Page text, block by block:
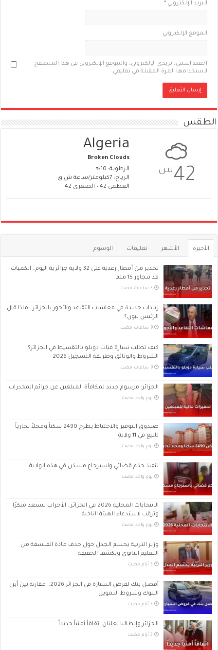
البريد الإلكتروني*
الموقع الإلكتروني
احفظ اسمي، بريدي الإلكتروني، والموقع الإلكتروني في هذا المتصفح
لاستخدامها المرة المقبلة في تعليقي.
الطقس
42س
Algeria
Broken Clouds
الرطوبة: 10%
الرياح: 7كيلومتر/ساعة ش.ق
العظمى 42 • الصغرى 42
الأخيرة الأشهر تعليقات الوسوم
تحذير من أمطار رعدية على 32 ولاية جزائرية اليوم.. الكميات
قد تتجاوز 15 ملم
زيادات جديدة في معاشات التقاعد والأجور بالجزائر.. ماذا قال
الرئيس تبون؟
‏9 ساعات مضت
كيف تطلب سيارة فيات دوبلو بالتقسيط في الجزائر؟
الشروط والوثائق وطريقة التسجيل 2026
‏9 ساعات مضت
الجزائر: مرسوم جديد لمكافأة المبلغين عن جرائم المخدرات
‏يوم واحد مضت
صندوق التوفير والاحتياط يطرح 2490 سكناً ومحلاً تجارياً
للبيع في 11 ولاية
‏يوم واحد مضت
تنفيذ حكم قضائي واسترجاع مسكن في هذه الولاية
‏يوم واحد مضت
الانتخابات المحلية 2026 في الجزائر.. الأحزاب تستعد مبكرًا
وترقب لاستدعاء الهيئة الناخبة
‏يوم واحد مضت
وزير التربية يحسم الجدل حول حذف مادة الفلسفة من
التعليم الثانوي ويكشف الحقيقة
أفضل بنك لقرض السيارة في الجزائر 2026.. مقارنة بين أبرز
البنوك وشروط التمويل
الجزائر وإيطاليا تعلنان اتفاقاً أمنياً جديداً